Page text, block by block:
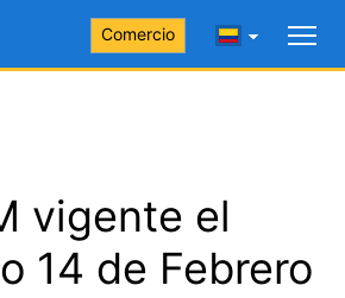
Comercio
vigente el
14 de Febrero